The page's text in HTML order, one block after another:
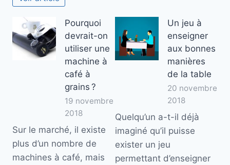
Pourquoi
devrait-on
utiliser une
machine à
café à
grains ?
19 novembre
2018
Sur le marché, il existe
plus d’un nombre de
machines à café, mais
Un jeu à
enseigner
aux bonnes
manières
de la table
20 novembre
2018
Quelqu’un a-t-il déjà
imaginé qu’il puisse
exister un jeu
permettant d’enseigner